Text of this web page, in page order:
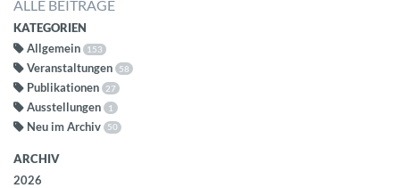
ALLE BEITRÄGE
KATEGORIEN
Allgemein 153
Veranstaltungen 58
Publikationen 27
Ausstellungen 1
Neu im Archiv 50
ARCHIV
2026